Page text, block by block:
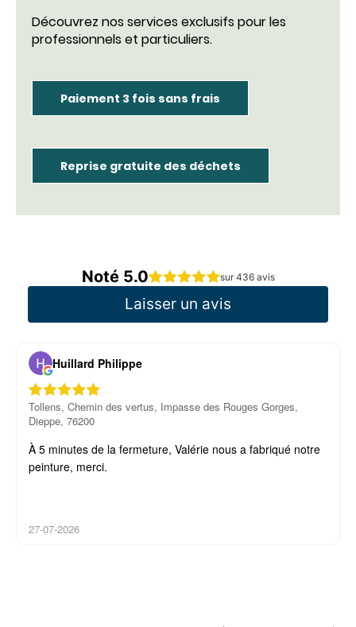
Découvrez nos services exclusifs pour les
professionnels et particuliers.
Paiement 3 fois sans frais
Reprise gratuite des déchets
Noté 5.0 sur 436 avis
Laisser un avis
Huillard Philippe
Tollens, Chemin des vertus, Impasse des Rouges Gorges,
Dieppe, 76200
À 5 minutes de la fermeture, Valérie nous a fabriqué notre
peinture, merci.
27-07-2026